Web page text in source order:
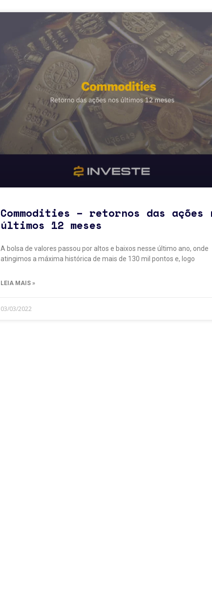
Commodities – retornos das ações
últimos 12 meses
A bolsa de valores passou por altos e baixos nesse último ano, onde
atingimos a máxima histórica de mais de 130 mil pontos e, logo
LEIA MAIS »
03/03/2022